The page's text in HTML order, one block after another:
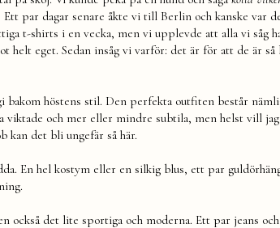
Ett par dagar senare åkte vi till Berlin och kanske var
t-shirts i en vecka, men vi upplevde att alla vi såg
helt eget. Sedan insåg vi varför: det är för att de är
bakom höstens stil. Den perfekta outfiten består
viktade och mer eller mindre subtila, men helst vill
kan det bli ungefär så här.
En hel kostym eller en silkig blus, ett par
också det lite sportiga och moderna. Ett par jeans